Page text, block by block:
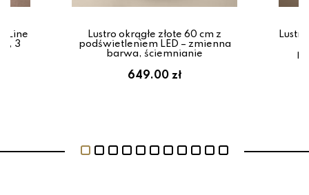
Line
3
Lustro okrągłe złote 60 cm z
podświetleniem LED – zmienna
barwa, ściemnianie
649.00 zł